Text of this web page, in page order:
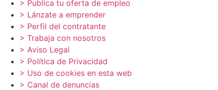
> Publica tu oferta de empleo
> Lánzate a emprender
> Perfil del contratante
> Trabaja con nosotros
> Aviso Legal
> Política de Privacidad
> Uso de cookies en esta web
> Canal de denuncias